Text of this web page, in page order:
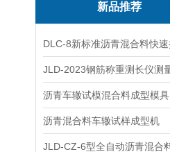
新品推荐
沥青车辙试模混合料成型模具
沥青混合料车辙试样成型机